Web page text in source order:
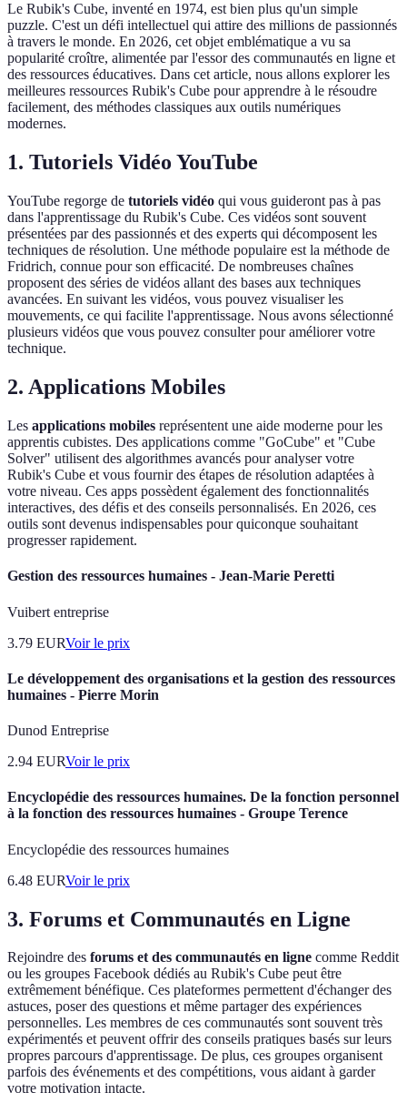
Le Rubik's Cube, inventé en 1974, est bien plus qu'un simple
puzzle. C'est un défi intellectuel qui attire des millions de passionnés
à travers le monde. En 2026, cet objet emblématique a vu sa
popularité croître, alimentée par l'essor des communautés en ligne et
des ressources éducatives. Dans cet article, nous allons explorer les
meilleures ressources Rubik's Cube pour apprendre à le résoudre
facilement, des méthodes classiques aux outils numériques
modernes.
1. Tutoriels Vidéo YouTube
YouTube regorge de tutoriels vidéo qui vous guideront pas à pas
dans l'apprentissage du Rubik's Cube. Ces vidéos sont souvent
présentées par des passionnés et des experts qui décomposent les
techniques de résolution. Une méthode populaire est la méthode de
Fridrich, connue pour son efficacité. De nombreuses chaînes
proposent des séries de vidéos allant des bases aux techniques
avancées. En suivant les vidéos, vous pouvez visualiser les
mouvements, ce qui facilite l'apprentissage. Nous avons sélectionné
plusieurs vidéos que vous pouvez consulter pour améliorer votre
technique.
2. Applications Mobiles
Les applications mobiles représentent une aide moderne pour les
apprentis cubistes. Des applications comme "GoCube" et "Cube
Solver" utilisent des algorithmes avancés pour analyser votre
Rubik's Cube et vous fournir des étapes de résolution adaptées à
votre niveau. Ces apps possèdent également des fonctionnalités
interactives, des défis et des conseils personnalisés. En 2026, ces
outils sont devenus indispensables pour quiconque souhaitant
progresser rapidement.
Gestion des ressources humaines - Jean-Marie Peretti
Vuibert entreprise
3.79 EURVoir le prix
Le développement des organisations et la gestion des ressources
humaines - Pierre Morin
Dunod Entreprise
2.94 EURVoir le prix
Encyclopédie des ressources humaines. De la fonction personnel
à la fonction des ressources humaines - Groupe Terence
Encyclopédie des ressources humaines
6.48 EURVoir le prix
3. Forums et Communautés en Ligne
Rejoindre des forums et des communautés en ligne comme Reddit
ou les groupes Facebook dédiés au Rubik's Cube peut être
extrêmement bénéfique. Ces plateformes permettent d'échanger des
astuces, poser des questions et même partager des expériences
personnelles. Les membres de ces communautés sont souvent très
expérimentés et peuvent offrir des conseils pratiques basés sur leurs
propres parcours d'apprentissage. De plus, ces groupes organisent
parfois des événements et des compétitions, vous aidant à garder
votre motivation intacte.